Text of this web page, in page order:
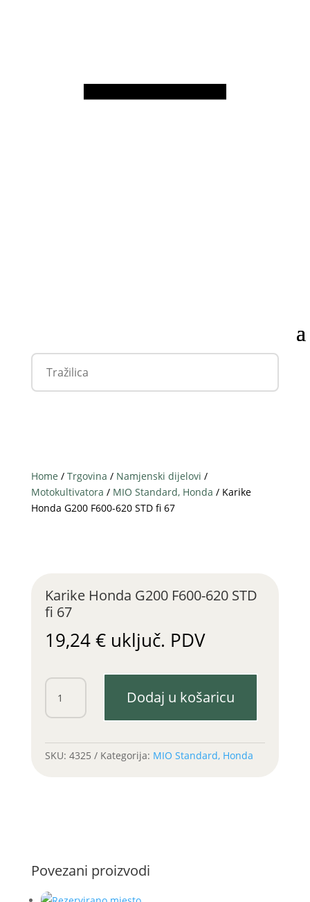
Home / Trgovina / Namjenski dijelovi /
Motokultivatora / MIO Standard, Honda / Karike
Honda G200 F600-620 STD fi 67
Karike Honda G200 F600-620 STD
fi 67
19,24€ uključ. PDV
Karike
Honda
G200
Dodaj u košaricu
SKU: 4325 Kategorija: MIO Standard, Honda
Povezani proizvodi